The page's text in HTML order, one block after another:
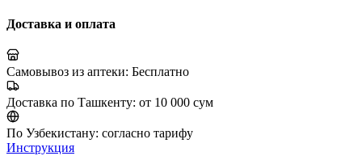
Доставка и оплата
Самовывоз из аптеки: Бесплатно
Доставка по Ташкенту: от 10 000 сум
По Узбекистану: согласно тарифу
Инструкция